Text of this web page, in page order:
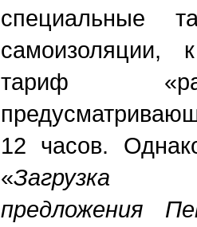
специальные
тариф
12 часов.
«Загрузка
предложения